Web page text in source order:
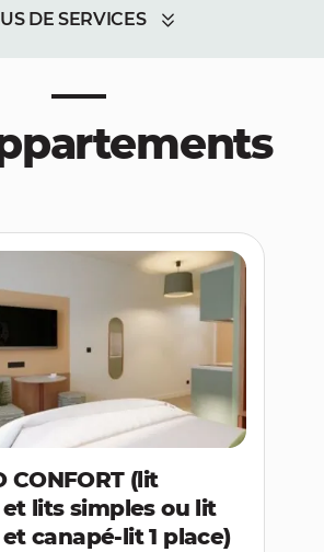
DE SERVICES
CONFORT (lit
lits simples ou lit
canapé-lit 1 place)